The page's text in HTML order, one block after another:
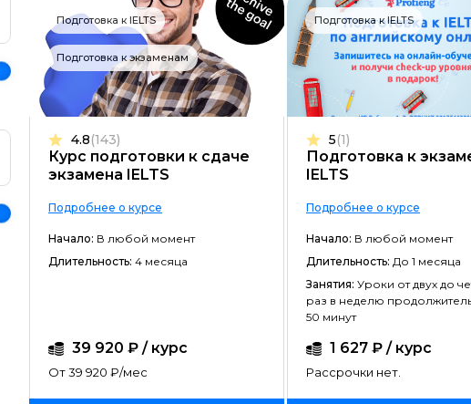
Python-разработка
Мобильная разработка
JavaScript-разработка
Frontend-разработка
Разработка игр
Системное администрирование
Java-разработка
Android-разработка
PHP-разработка
Верстка на HTML/CSS
QA-тестирование
Подготовка к IELTS
Подготовка к экзаменам
Курс подготовки к сдаче
экзамена IELTS
4.8(143)
Подробнее о курсе
Начало: В любой момент
Длительность: 4 месяца
39 920 ₽ / курс
От 39 920 ₽/мес
Подготовка к IELTS
Подготовка к
IELTS
5(1)
Подробнее о курсе
Начало: В любой момент
Длительность: До 1 месяца
Занятия: Уроки от двух до
раз в неделю
50 минут
1 627 ₽ / курс
Рассрочки нет.